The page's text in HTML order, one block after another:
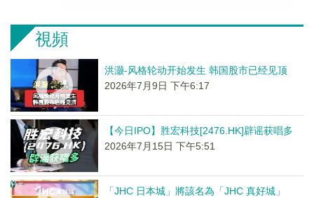
視頻
洪灏-风格轮动开始发生 韩国股市已经见顶
2026年7月9日 下午6:17
【今日IPO】胜宏科技[2476.HK]辟谣获唱多
2026年7月15日 下午5:51
「JHC 日本城」將該名為「JHC 真好城」